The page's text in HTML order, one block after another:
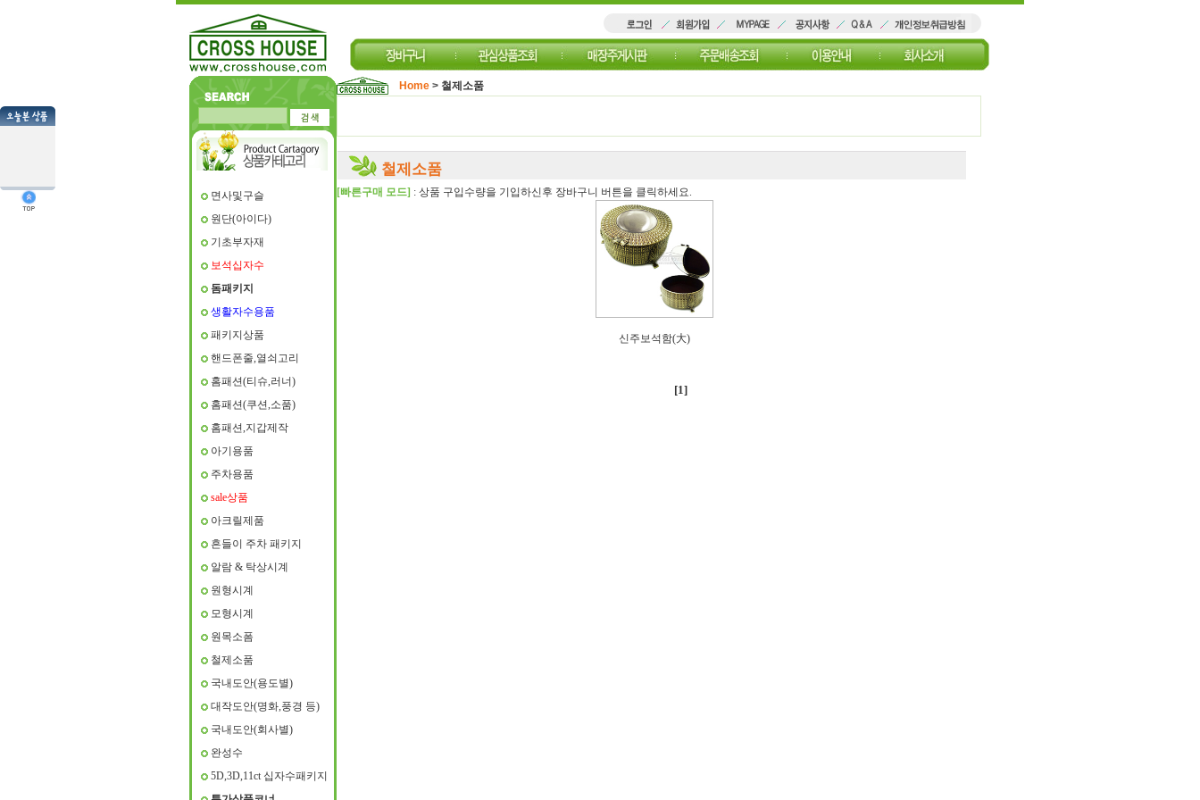
면사및구슬
원단(아이다)
기초부자재
보석십자수
돔패키지
생활자수용품
패키지상품
핸드폰줄,열쇠고리
홈패션(티슈,러너)
홈패션(쿠션,소품)
홈패션,지갑제작
아기용품
주차용품
sale상품
아크릴제품
흔들이 주차 패키지
알람 & 탁상시계
원형시계
모형시계
원목소폼
철제소품
국내도안(용도별)
대작도안(명화,풍경 등)
국내도안(회사별)
완성수
5D,3D,11ct 십자수패키지
Home > 철제소품
철제소품
[빠른구매 모드] : 상품 구입수량을 기입하신후 장바구니 버튼을 클릭하세요.
신주보석함(大)
[1]